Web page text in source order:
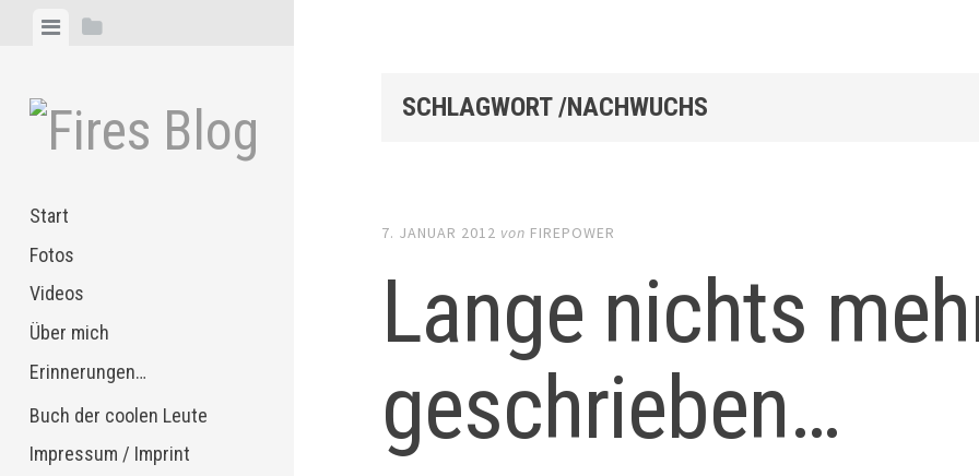
MenüSeitenleiste
Start
Fotos
Videos
Über mich
Erinnerungen…
Buch der coolen Leute
Impressum / Imprint
SCHLAGWORT /NACHWUCHS
7. JANUAR 2012 von FIREPOWER
Lange nichts
geschrieben…